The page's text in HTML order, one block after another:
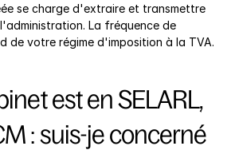
se charge d'extraire et transmettre
La fréquence de
de votre régime d'imposition à la TVA.
est en SELARL,
: suis-je concerné